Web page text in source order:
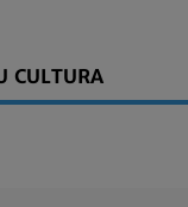
CULTURA